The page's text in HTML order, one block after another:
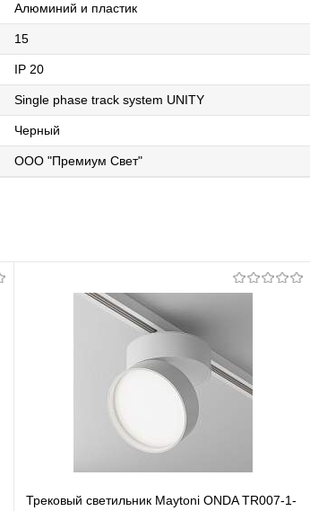
Алюминий и пластик
15
IP 20
Single phase track system UNITY
Черный
ООО "Премиум Свет"
Трековый светильник Maytoni ONDA TR007-1-